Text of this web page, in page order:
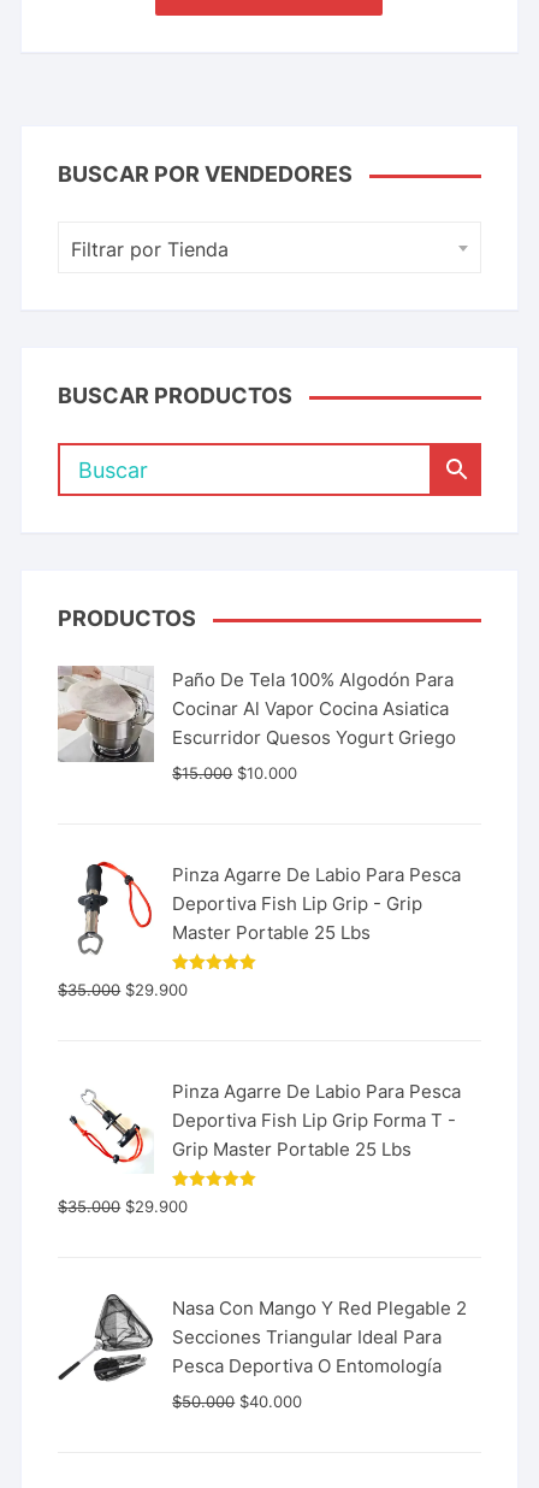
BUSCAR POR VENDEDORES
Filtrar por Tienda
BUSCAR PRODUCTOS
PRODUCTOS
Paño De Tela 100% Algodón Para
Cocinar Al Vapor Cocina Asiatica
Escurridor Quesos Yogurt Griego
$15.000 $10.000
Pinza Agarre De Labio Para Pesca
Deportiva Fish Lip Grip - Grip
Master Portable 25 Lbs
Valorado
con
$35.000 $29.900
Pinza Agarre De Labio Para Pesca
Deportiva Fish Lip Grip Forma T -
Grip Master Portable 25 Lbs
Valorado
con
$35.000 $29.900
Nasa Con Mango Y Red Plegable 2
Secciones Triangular Ideal Para
Pesca Deportiva O Entomología
$50.000 $40.000